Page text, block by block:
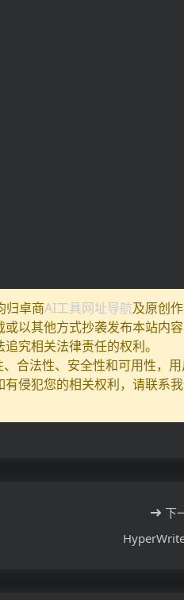
归卓商AI工具网址导航及原创作
以其他方式抄袭发布本站内
究相关法律责任的权利。
合法性、安全性和可用性，
侵犯您的相关权利，请联系我
下